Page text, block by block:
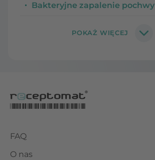
Bakteryjne zapalenie pochwy
FAQ
O nas